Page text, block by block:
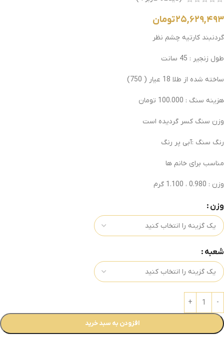
۲۵,۶۲۹,۴۹۳تومان
گردنبند کارتیه چشم نظر
طول زنجیر : 45 سانت
ساخته شده از طلا 18 عیار ( 750)
هزینه سنگ : 100.000 تومان
وزن سنگ کسر گردیده است
رنگ سنگ :آبی پر رنگ
مناسب برای خانم ها
وزن : 0.980 ، 1.100 گرم
وزن
شعبه
افزودن به سبد خرید